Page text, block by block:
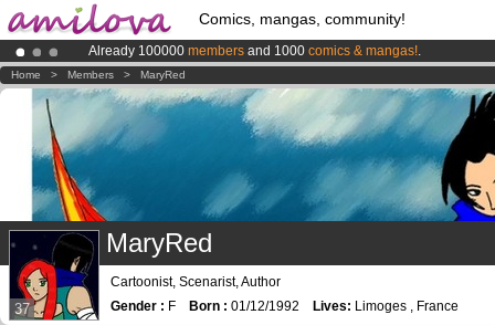
Comics, mangas, community!
Already 100000 members and 1000 comics & mangas!.
Premium membership from3.95 eurosper month !Get membership
AmilovaKickstarter is now LIVE!.
Home > Members > MaryRed
37
MaryRed
Cartoonist, Scenarist, Author
Gender : F Born : 01/12/1992 Lives: Limoges , France